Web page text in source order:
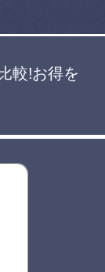
較!お得を